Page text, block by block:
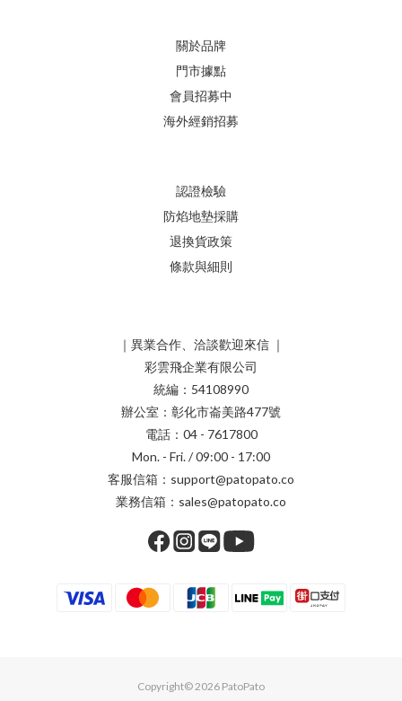
關於品牌
門市據點
會員招募中
海外經銷招募
認證檢驗
防焰地墊採購
退換貨政策
條款與細則
｜異業合作、洽談歡迎來信 ｜
彩雲飛企業有限公司
統編：54108990
辦公室：彰化市崙美路477號
電話：04 - 7617800
Mon. - Fri. / 09:00 - 17:00
客服信箱：support@patopato.co
業務信箱：sales@patopato.co
Copyright© 2026 PatoPato